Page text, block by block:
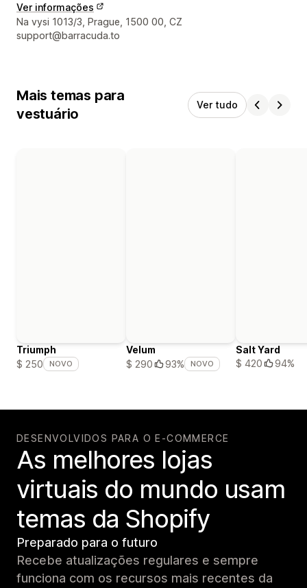
Ver informações
Informações de contato do designer
Na vysi 1013/3, Prague, 1500 00, CZ
support@barracuda.to
Mais temas para
vestuário
Ver tudo
Triumph
$ 250
NOVO
Velum
$ 290
93% NOVO
Salt Yard
$ 420
94%
DESENVOLVIDOS PARA O E-COMMERCE
As melhores lojas
virtuais do mundo usam
temas da Shopify
Preparado para o futuro
Recebe atualizações regulares e sempre
funciona com os recursos mais recentes da